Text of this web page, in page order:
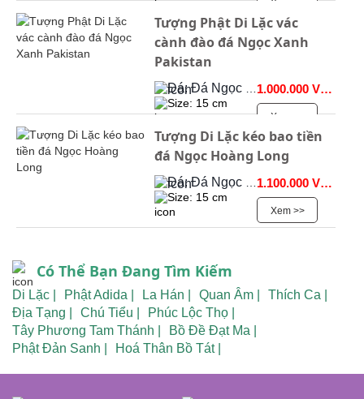
Xem >>
Tượng Phật Di Lặc vác
cành đào đá Ngọc Xanh
Pakistan
Đá: Đá Ngọc Onyx
Size: 15 cm
1.000.000 VNĐ
Xem >>
Tượng Di Lặc kéo bao tiền
đá Ngọc Hoàng Long
Đá: Đá Ngọc Onyx
Size: 15 cm
1.100.000 VNĐ
Xem >>
Có Thể Bạn Đang Tìm Kiếm
Di Lặc | Phật Adida | La Hán | Quan Âm |
Thích Ca |
Địa Tạng |
Chú Tiểu |
Phúc Lộc Thọ |
Tây Phương Tam Thánh |
Bồ Đề Đạt Ma |
Phật Đản Sanh |
Hoá Thân Bồ Tát |